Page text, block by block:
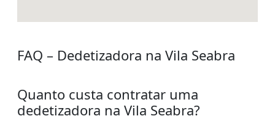
FAQ – Dedetizadora na Vila Seabra
Quanto custa contratar uma
dedetizadora na Vila Seabra?